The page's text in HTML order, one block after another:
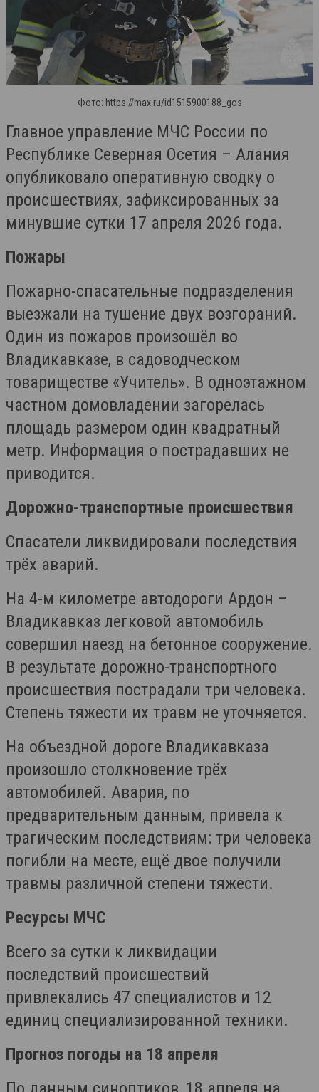
Фото: https://max.ru/id1515900188_gos
Главное управление МЧС России по
Республике Северная Осетия – Алания
опубликовало оперативную сводку о
происшествиях, зафиксированных за
минувшие сутки 17 апреля 2026 года.
Пожары
Пожарно-спасательные подразделения
выезжали на тушение двух возгораний.
Один из пожаров произошёл во
Владикавказе, в садоводческом
товариществе «Учитель». В одноэтажном
частном домовладении загорелась
площадь размером один квадратный
метр. Информация о пострадавших не
приводится.
Дорожно-транспортные происшествия
Спасатели ликвидировали последствия
трёх аварий.
На 4-м километре автодороги Ардон –
Владикавказ легковой автомобиль
совершил наезд на бетонное сооружение.
В результате дорожно-транспортного
происшествия пострадали три человека.
Степень тяжести их травм не уточняется.
На объездной дороге Владикавказа
произошло столкновение трёх
автомобилей. Авария, по
предварительным данным, привела к
трагическим последствиям: три человека
погибли на месте, ещё двое получили
травмы различной степени тяжести.
Ресурсы МЧС
Всего за сутки к ликвидации
последствий происшествий
привлекались 47 специалистов и 12
единиц специализированной техники.
Прогноз погоды на 18 апреля